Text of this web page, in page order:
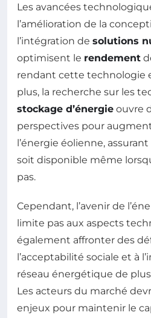
Les avancées
l’amélioration de la
l’intégration de solutions
optimisent le rendement
rendant cette technologie
plus, la recherche sur les
stockage d’énergie ouvre
perspectives pour
l’énergie éolienne,
soit disponible même
pas.
Cependant, l’avenir de
limite pas aux aspects
également affronter des
l’acceptabilité sociale et à
réseau énergétique de
Les acteurs du marché
enjeux pour maintenir le